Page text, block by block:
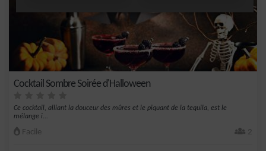
Cocktail Sombre Soirée d'Halloween
Ce cocktail, alliant la douceur des mûres et le piquant de la tequila, est le
mélange i...
Facile 2